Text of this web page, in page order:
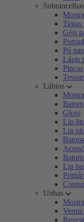
Sobrancelhas
Tintas
Géis
Pó
Lápis
Pinças
Lábios
Batom
Gloss
Lip
Lip
Lip
Unhas
Verniz